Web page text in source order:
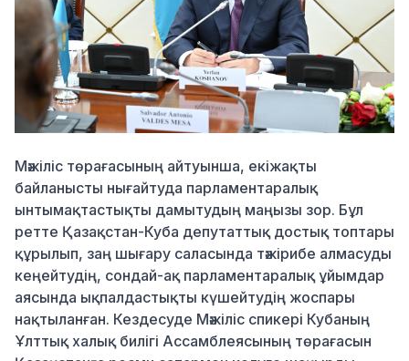
Мәжіліс төрағасының айтуынша, екіжақты
байланысты нығайтуда парламентаралық
ынтымақтастықты дамытудың маңызы зор. Бұл
ретте Қазақстан-Куба депутаттық достық топтары
құрылып, заң шығару саласында тәжірибе алмасуды
кеңейтудің, сондай-ақ парламентаралық ұйымдар
аясында ықпалдастықты күшейтудің жоспары
нақтыланған. Кездесуде Мәжіліс спикері Кубаның
Ұлттық халық билігі Ассамблеясының төрағасын